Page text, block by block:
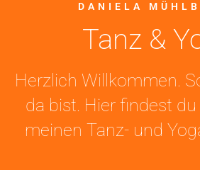
DANIELA
Tanz &
Herzlich Willkommen.
da bist. Hier findest
meinen Tanz- und